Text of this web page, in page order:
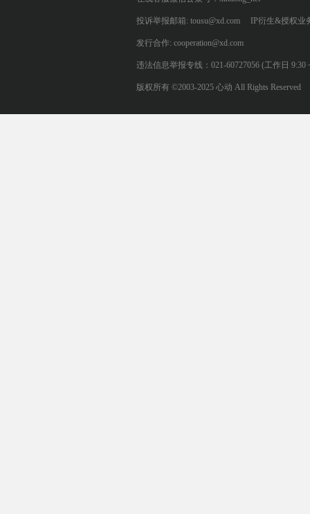
投诉举报邮箱: tousu@xd.com IP衍生&授权业
发行合作: cooperation@xd.com
违法信息举报专线：021-60727056 (工作日 9:30
版权所有 ©2003-2025 心动 All Rights Reserved